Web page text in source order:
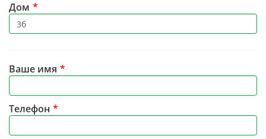
Дом *
Ваше имя *
Телефон *